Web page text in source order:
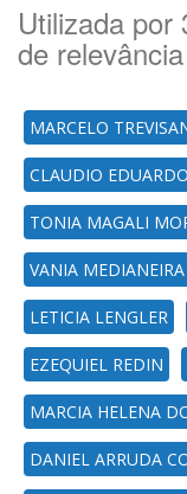
Utilizada por
de relevância
MARCELO
CLAUDIO
TONIA MAGALI
VANIA
LETICIA LENGLER
EZEQUIEL REDIN
MARCIA HELENA
DANIEL ARRUDA